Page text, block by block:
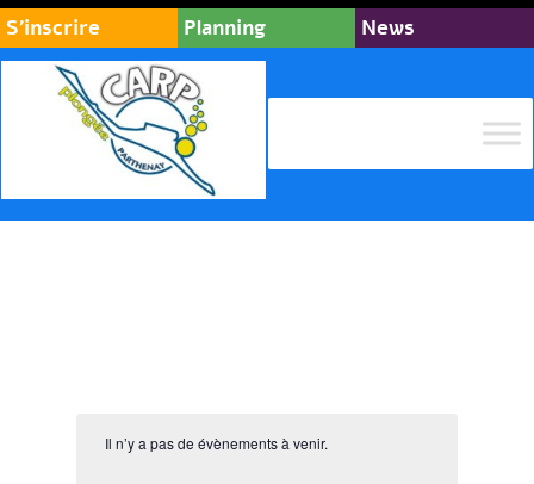
S’inscrire Planning News
Il n’y a pas de évènements à venir.